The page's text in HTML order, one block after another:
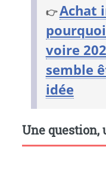
👉Achat
voire
semble
idée
Une question,